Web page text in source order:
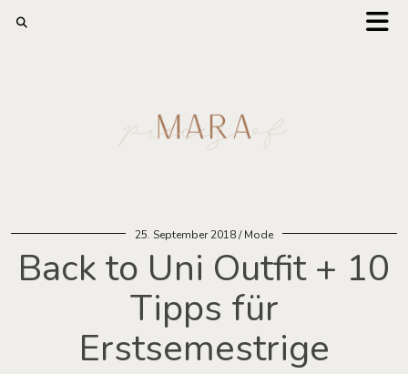
25. September 2018 Mode
Back to Uni Outfit + 10
Tipps für
Erstsemestrige